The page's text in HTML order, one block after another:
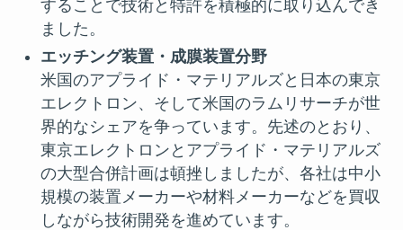
することで技術と特許を積極的に取り込んでき
ました。
エッチング装置・成膜装置分野
米国のアプライド・マテリアルズと日本の東京
エレクトロン、そして米国のラムリサーチが世
界的なシェアを争っています。先述のとおり、
東京エレクトロンとアプライド・マテリアルズ
の大型合併計画は頓挫しましたが、各社は中小
規模の装置メーカーや材料メーカーなどを買収
しながら技術開発を進めています。